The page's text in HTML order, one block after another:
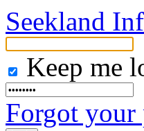
Seekland
Keep me
Forgot your